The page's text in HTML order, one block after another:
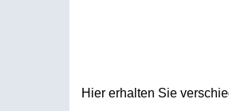
Hier erhalten Sie